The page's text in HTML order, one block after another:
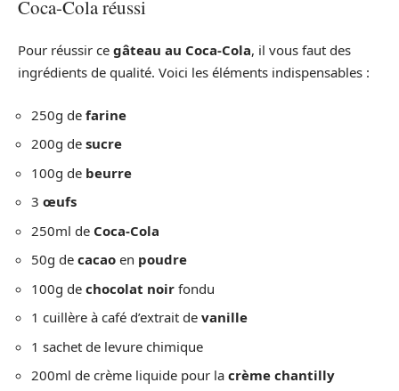
Coca-Cola réussi
Pour réussir ce gâteau au Coca-Cola, il vous faut des
ingrédients de qualité. Voici les éléments indispensables :
250g de farine
200g de sucre
100g de beurre
3 œufs
250ml de Coca-Cola
50g de cacao en poudre
100g de chocolat noir fondu
1 cuillère à café d’extrait de vanille
1 sachet de levure chimique
200ml de crème liquide pour la crème chantilly